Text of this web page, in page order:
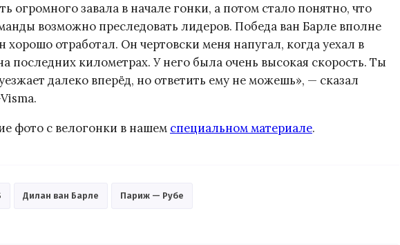
огромного завала в начале гонки, а потом стало понятно, что
возможно преследовать лидеров. Победа ван Барле вполне
хорошо отработал. Он чертовски меня напугал, когда уехал в
последних километрах. У него была очень высокая скорость. Ты
далеко вперёд, но ответить ему не можешь», — сказал
фото с велогонки в нашем специальном материале.
Дилан ван Барле Париж — Рубе